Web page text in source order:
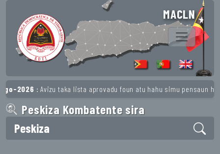
MACLN
: Avizu taka lista aprovadu foun atu hahu simu pensaun husi 1º
Peskiza Kombatente sira
Peskiza